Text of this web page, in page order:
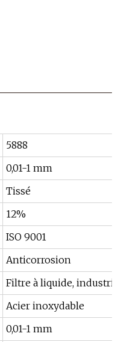
5888
0,01-1 mm
Tissé
12%
ISO 9001
Anticorrosion
Filtre à liquide,
Acier inoxydable
0,01-1 mm